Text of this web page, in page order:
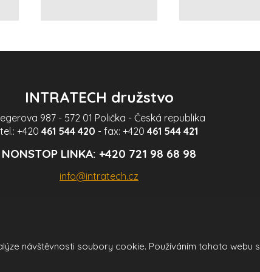
INTRATECH družstvo
987 - 572 01 Polička - Česká republika
tel.: +420 461 544 420 - fax: +420 461 544 421
NONSTOP LINKA: +420 721 98 68 98
info@intratech.cz
a platí pro něj zásady ochrany osobních údajů
návštěvnosti soubory cookie. Používáním tohoto webu s